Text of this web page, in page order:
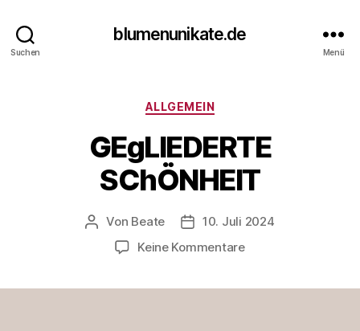
Suchen
blumenunikate.de
Menü
Kategorien
ALLGEMEIN
GEgLIEDERTE
SChÖNHEIT
Beitragsautor
Von Beate Veröffentlichungsdatum
10. Juli 2024
Keine Kommentarezu